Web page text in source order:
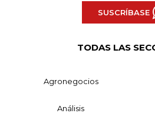
SUSCRÍBASE
TODAS LAS
Agronegocios
Análisis